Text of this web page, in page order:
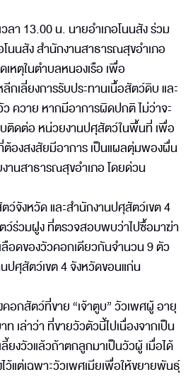
า 13.00 น. นายอำเภอโนนสัง ร่วม
นนสัง สำนักงานสาธารณสุขอำเภอ
หตุในตำบลหนองเรือ เพื่อ
กเลี่ยงการรับประทานเนื้อสัตว์ดิบ และ
ควาย หากมีอาการผิดปกติ ไม่ว่าจะ
บติดต่อ หน่วยงานปศุสัตว์ในพื้นที่ เพื่อ
องสงสัยมีอาการ เป็นแผลตุ่มพองผื่น
านสาธารณสุขอำเภอ โดยด่วน
จังหวัด และสำนักงานปศุสัตว์เขต 4
ร่วมฝูง ที่ตรวจสอบพบว่าไปซื้อมาฆ่า
ลือดของวัวคอกเดียวกันจำนวน 9 ตัว
ปศุสัตว์เขต 4 จังหวัดขอนแก่น
อกสัตว์ที่ขาย “เจ้าตูบ” วัวเพศผู้ อายุ
ท เล่าว่า ที่ขายวัวตัวนี้ไปเนื่องจากเป็น
ยงวัวแล้วถ้าตกลูกมาเป็นวัวผู้ เมื่อได้
ไว้แต่เฉพาะวัวเพศเมียเพื่อให้ขยายพันธุ์